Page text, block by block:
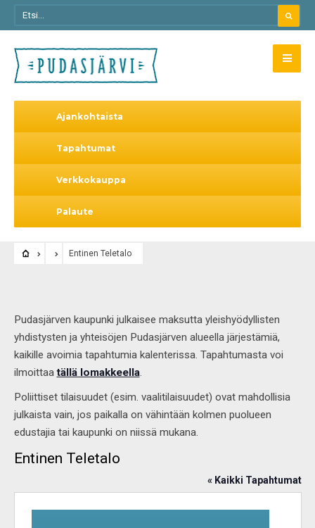
Ajankohtaista
Tapahtumat
Verkkokauppa
Palaute
Entinen Teletalo
Pudasjärven kaupunki julkaisee maksutta yleishyödyllisten
yhdistysten ja yhteisöjen Pudasjärven alueella järjestämiä,
kaikille avoimia tapahtumia kalenterissa. Tapahtumasta voi
ilmoittaatällä lomakkeella.
Poliittiset tilaisuudet (esim. vaalitilaisuudet) ovat mahdollisia
julkaista vain, jos paikalla on vähintään kolmen puolueen
edustajia tai kaupunki on niissä mukana.
Entinen Teletalo
« Kaikki Tapahtumat